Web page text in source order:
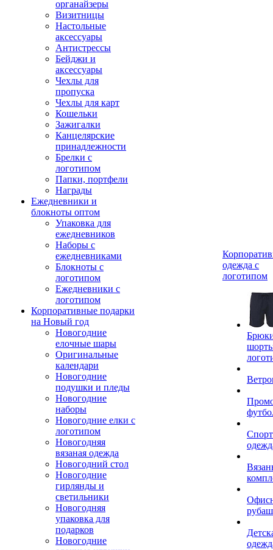
органайзеры
Визитницы
Настольные
аксессуары
Антистрессы
Бейджи и
аксессуары
Чехлы для
пропуска
Чехлы для карт
Кошельки
Зажигалки
Канцелярские
принадлежности
Брелки с
логотипом
Папки, портфели
Награды
Ежедневники и
блокноты оптом
Упаковка для
ежедневников
Наборы с
ежедневниками
Блокноты с
логотипом
Ежедневники с
логотипом
Корпоративные подарки
на Новый год
Новогодние
елочные шары
Оригинальные
календари
Новогодние
подушки и пледы
Новогодние
наборы
Новогодние елки с
логотипом
Новогодняя
вязаная одежда
Новогодний стол
Новогодние
гирлянды и
светильники
Новогодняя
упаковка для
подарков
Новогодние
одежда с
логотипом